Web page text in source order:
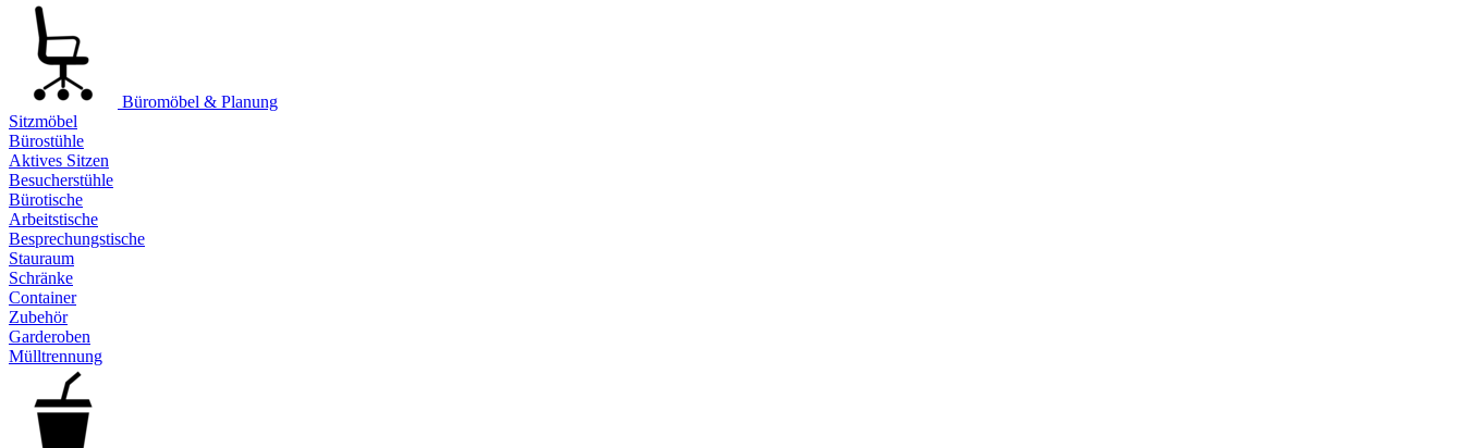
Büromöbel & Planung
Sitzmöbel
Bürostühle
Aktives Sitzen
Besucherstühle
Bürotische
Arbeitstische
Besprechungstische
Stauraum
Schränke
Container
Zubehör
Garderoben
Mülltrennung